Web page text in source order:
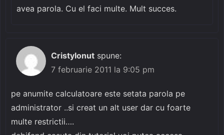
avea parola. Cu el faci multe. Mult succes.
CristyIonut spune:
7 februarie 2011 la 9:05 pm
pe anumite calculatoare este setata parola pe
administrator ..si creat un alt user dar cu foarte
multe restrictii….